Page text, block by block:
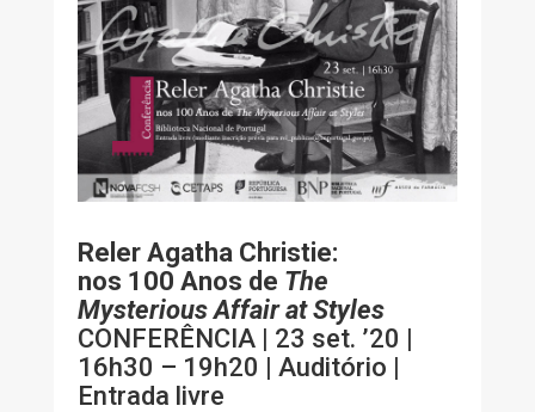
Reler Agatha Christie:
nos 100 Anos de The
Mysterious Affair at Styles
CONFERÊNCIA | 23 set. ’20 |
16h30 – 19h20 | Auditório |
Entrada livre